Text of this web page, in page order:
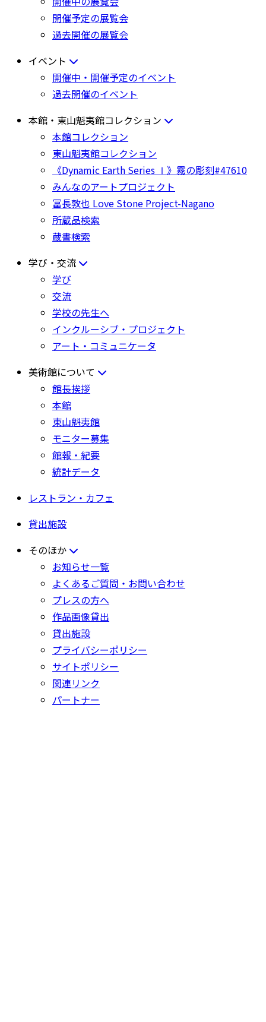
開催予定の展覧会
過去開催の展覧会
イベント
開催中・開催予定のイベント
過去開催のイベント
本館・東山魁夷館コレクション
本館コレクション
東山魁夷館コレクション
《Dynamic Earth Series Ⅰ》霧の彫刻#47610
みんなのアートプロジェクト
冨長敦也 Love Stone Project-Nagano
所蔵品検索
蔵書検索
学び・交流
学び
交流
学校の先生へ
インクルーシブ・プロジェクト
アート・コミュニケータ
美術館について
館長挨拶
本館
東山魁夷館
モニター募集
館報・紀要
統計データ
レストラン・カフェ
貸出施設
そのほか
お知らせ一覧
よくあるご質問・お問い合わせ
プレスの方へ
作品画像貸出
貸出施設
プライバシーポリシー
サイトポリシー
関連リンク
パートナー